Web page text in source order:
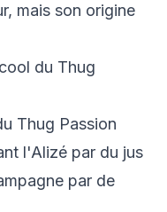
mais son origine
du Thug
Thug Passion
l'Alizé par du jus
par de